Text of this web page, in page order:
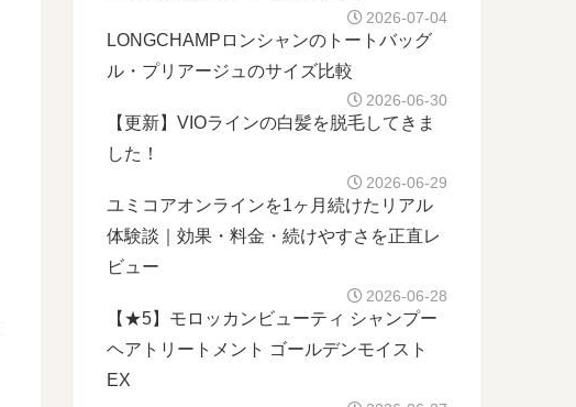
2026-07-04
LONGCHAMPロンシャンのトートバッグ
ル・プリアージュのサイズ比較
2026-06-30
【更新】VIOラインの白髪を脱毛してきま
した！
2026-06-29
ユミコアオンラインを1ヶ月続けたリアル
体験談｜効果・料金・続けやすさを正直レ
ビュー
2026-06-28
【★5】モロッカンビューティ シャンプー
ヘアトリートメント ゴールデンモイスト
EX